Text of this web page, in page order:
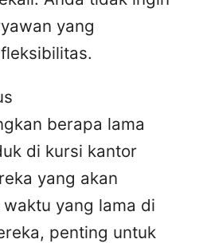
yang
berapa lama
di kursi kantor
yang akan
yang lama di
penting untuk